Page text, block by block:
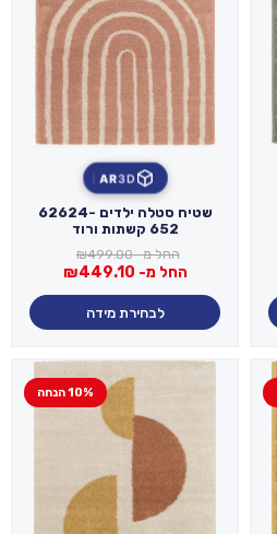
3D
AR
שטיח סטלה ילדים 62624-
652 קשתות ורוד
החל מ- ₪499.00
החל מ- ₪449.10
לבחירת מידה
10% הנחה